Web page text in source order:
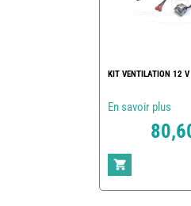
KIT VENTILATION 12 V
En savoir plus